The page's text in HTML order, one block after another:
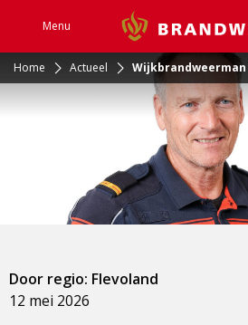
Menu
Home Actueel Wijkbrandweerman
12 mei 2026
Door regio: Flevoland